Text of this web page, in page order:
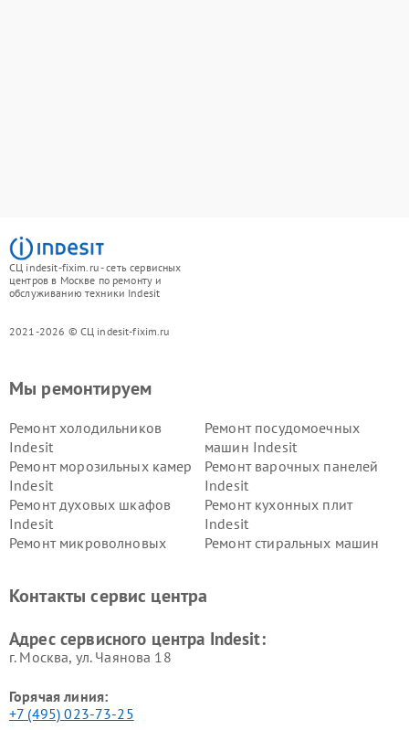
СЦ indesit-fixim.ru - сеть сервисных
центров в Москве по ремонту и
обслуживанию техники Indesit
2021-2026 © СЦ indesit-fixim.ru
Мы ремонтируем
Ремонт холодильников
Indesit
Ремонт посудомоечных
машин Indesit
Ремонт морозильных камер
Indesit
Ремонт варочных панелей
Indesit
Ремонт духовых шкафов
Indesit
Ремонт кухонных плит
Indesit
Ремонт микроволновых
Ремонт стиральных машин
Indesit
Indesit
Контакты сервис центра
Адрес сервисного центра Indesit:
г. Москва, ул. Чаянова 18
Горячая линия:
+7 (495) 023-73-25